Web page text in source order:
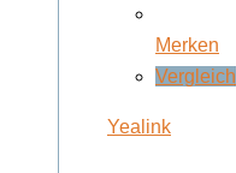
Merken
Vergleich
Yealink